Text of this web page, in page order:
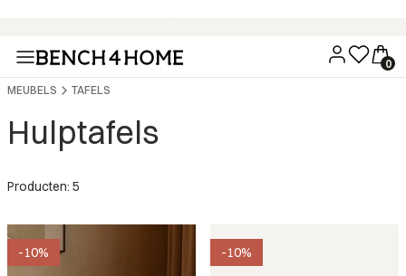
MEUBELS TAFELS
Hulptafels
Producten: 5
-10% -10%